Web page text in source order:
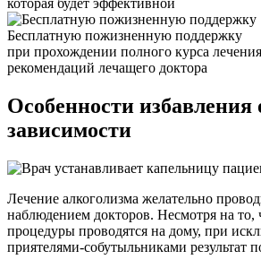
которая будет эффективной
Бесплатную пожизненную поддержку
при прохождении полного курса
рекомендаций лечащего доктора
Особенности избавления
зависимости
Лечение алкоголизма желательно
наблюдением докторов. Несмотря на то,
процедуры проводятся на дому, при
приятелями-собутыльниками результат